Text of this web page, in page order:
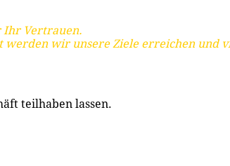
Ihr Vertrauen.
werden wir unsere Ziele erreichen und
teilhaben lassen.